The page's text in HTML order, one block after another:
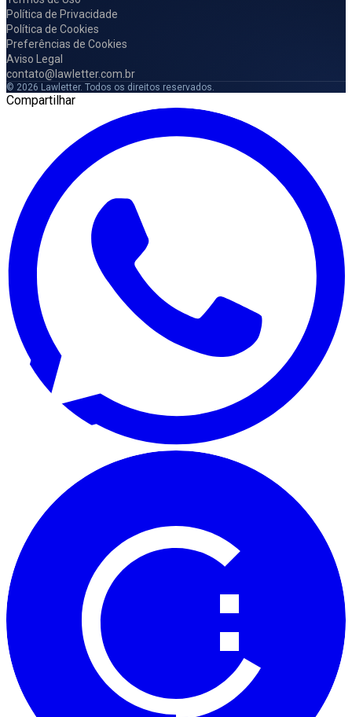
Política de Privacidade
Política de Cookies
Preferências de Cookies
Aviso Legal
contato@lawletter.com.br
© 2026 Lawletter. Todos os direitos reservados.
Compartilhar